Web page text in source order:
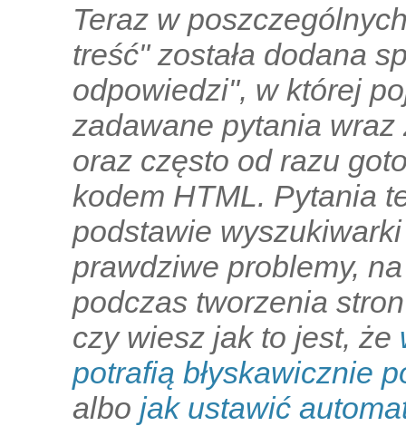
Teraz w
treść" została dodana
odpowiedzi", w której
zadawane pytania wraz
oraz często od razu
kodem HTML. Pytania
podstawie
prawdziwe problemy,
podczas tworzenia
czy wiesz jak to jest, że
potrafią błyskawicznie
albo jak ustawić